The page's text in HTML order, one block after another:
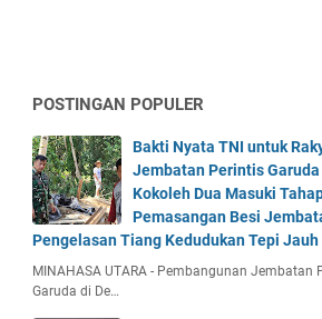
POSTINGAN POPULER
Bakti Nyata TNI untuk
Jembatan Perintis Garuda
Kokoleh Dua Masuki
Pemasangan Besi
Pengelasan Tiang Kedudukan Tepi Jauh
MINAHASA UTARA - Pembangunan Jembatan
Garuda di De…